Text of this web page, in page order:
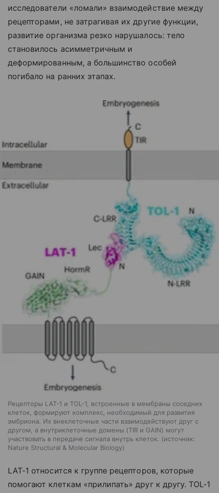
исследователи «ломали» взаимодействие между
рецепторами, не затрагивая их другие функции,
развитие организма резко нарушалось: тело
становилось асимметричным и
деформированным, а большинство особей
погибало на ранних этапах.
Рецепторы LAT-1 и TOL-1, встроенные в мембраны соседних
клеток, формируют комплекс, необходимый для развития
эмбриона. Их внеклеточные части взаимодействуют друг с
другом, а внутриклеточные домены (TIR и GAIN) могут
участвовать в передаче сигнала внутрь клеток.
источник:
Nature Structural & Molecular Biology
LAT-1 относится к группе рецепторов, которые
помогают клеткам «прилипать» друг к другу. TOL-1